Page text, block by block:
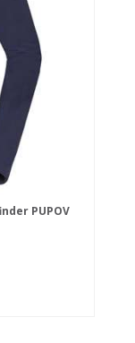
PUPOV